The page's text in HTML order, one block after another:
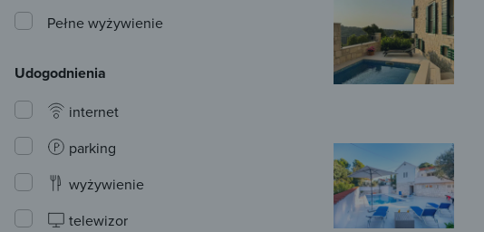
Pełne wyżywienie
Udogodnienia
internet
parking
wyżywienie
telewizor